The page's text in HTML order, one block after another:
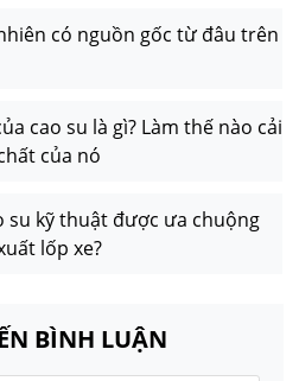
có nguồn gốc từ đâu trên
cao su là gì? Làm thế nào cải
của nó
su kỹ thuật được ưa chuộng
lốp xe?
BÌNH LUẬN